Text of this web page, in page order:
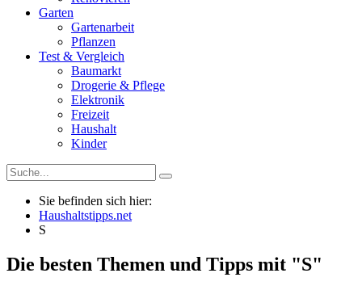
Garten
Gartenarbeit
Pflanzen
Test & Vergleich
Baumarkt
Drogerie & Pflege
Elektronik
Freizeit
Haushalt
Kinder
Sie befinden sich hier:
Haushaltstipps.net
S
Die besten Themen und Tipps mit "S"